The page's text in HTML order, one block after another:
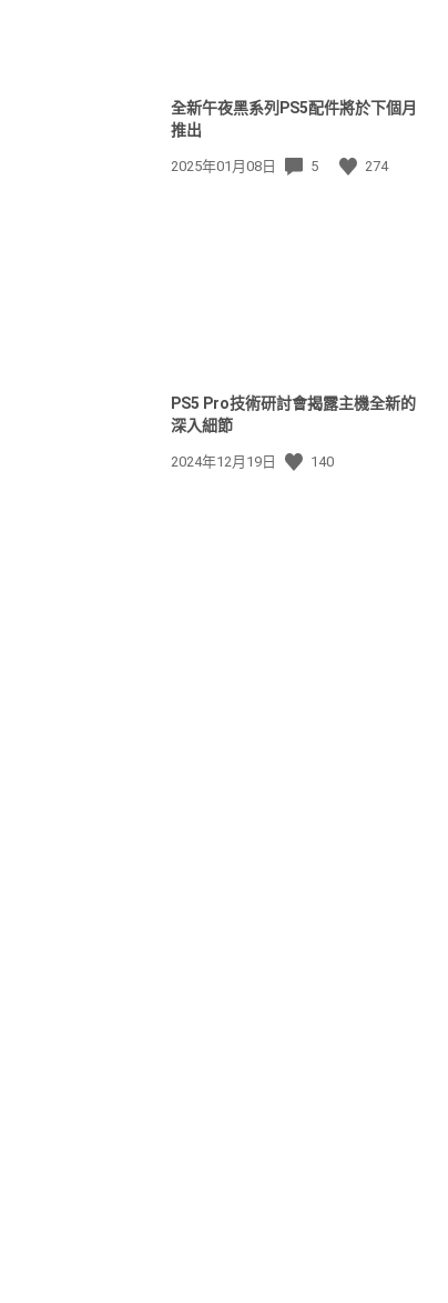
全新午夜黑系列PS5配件將於下個月
推出
發
2025年01月08日 5 274
PS5 Pro技術研討會揭露主機全新的
深入細節
發
2024年12月19日 140